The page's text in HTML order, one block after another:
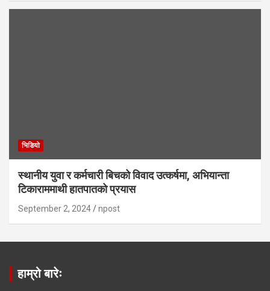
भिडियाे
स्थानीय युवा र कर्मचारी बिचको विवाद उत्कर्षमा, अभियान्ता
टिकाराममाथी हातपातको प्रयास
September 2, 2024 npost
हाम्रो बारेः